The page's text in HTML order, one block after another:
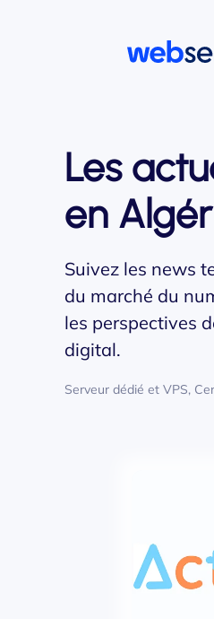
Accéder au contenu
Les
en
Suivez les news
du marché du
les perspectives
digital.
Serveur dédié et VPS,